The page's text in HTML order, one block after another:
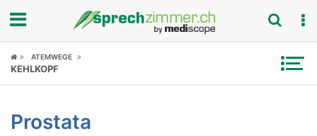
Fokus
Symptome
ATEMWEGE
KEHLKOPF
Prostata